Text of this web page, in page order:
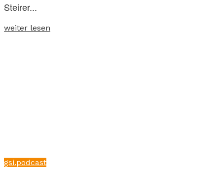
Steirer...
weiter lesen
gsi.podcast